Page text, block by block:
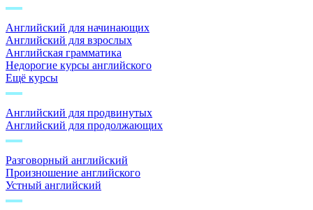
Английский для начинающих
Английский для взрослых
Английская грамматика
Недорогие курсы английского
Ещё курсы
Английский для продвинутых
Английский для продолжающих
Разговорный английский
Произношение английского
Устный английский